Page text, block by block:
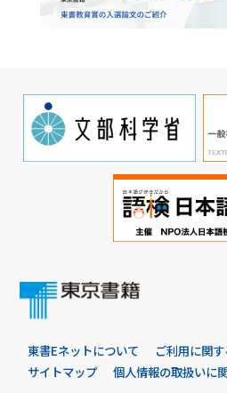
東書Eネットについて ご利用に関
サイトマップ
個人情報の取扱いに